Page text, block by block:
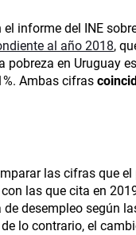
informe del INE
al año 2018,
pobreza en Uruguay
Ambas cifras
las cifras que el
las que cita en
desempleo según
lo contrario, el